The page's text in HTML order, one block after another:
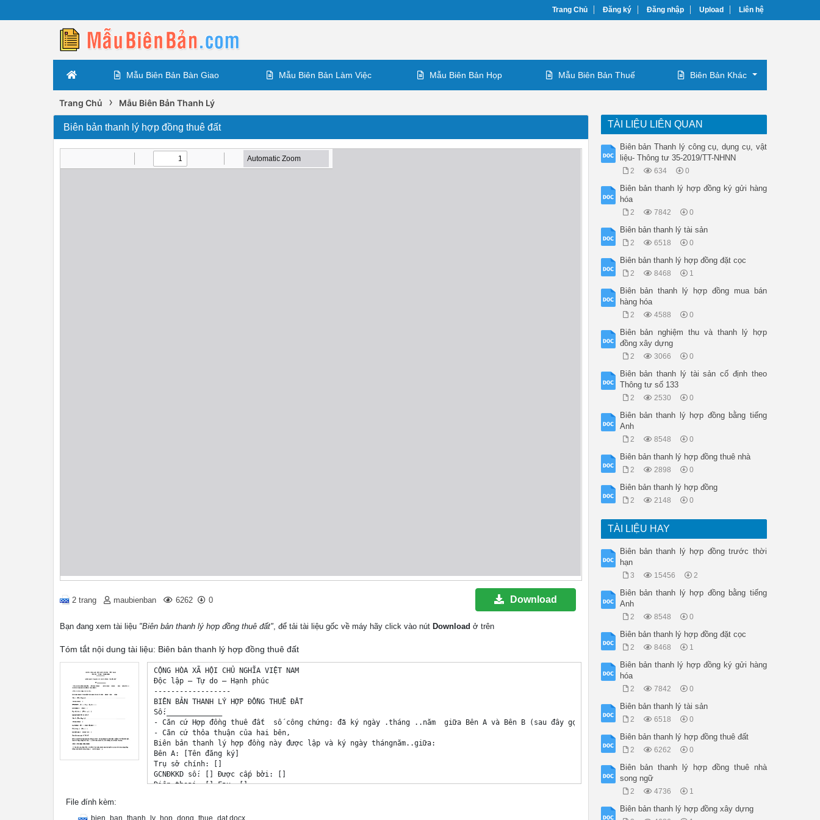
Trang Chủ Đăng ký Đăng nhập Upload Liên hệ
Mẫu Biên Bản Bàn Giao Mẫu Biên Bản Làm Việc Mẫu Biên Bản Họp Mẫu Biên Bản Thuế Biên Bản Khác
Trang Chủ › Mẫu Biên Bản Thanh Lý
Biên bản thanh lý hợp đồng thuê đất
2 trang maubienban 6262 0 Download
Bạn đang xem tài liệu "Biên bản thanh lý hợp đồng thuê đất", để tải tài liệu gốc về máy hãy click vào nút Download ở trên
Tóm tắt nội dung tài liệu: Biên bản thanh lý hợp đồng thuê đất
CỘNG HÒA XÃ HỘI CHỦ NGHĨA VIỆT NAM
Độc lập – Tự do – Hạnh phúc
------------------
BIÊN BẢN THANH LÝ HỢP ĐỒNG THUÊ ĐẤT
Số:_____________
- Căn cứ Hợp đồng thuê đất  số công chứng: đã ký ngày .tháng ..năm  giữa Bên A và Bên B (sau đây gọi tắt là “Hợp đồng”);
- Căn cứ thỏa thuận của hai bên,
Biên bản thanh lý hợp đồng này được lập và ký ngày thángnăm..giữa:
Bên A: [Tên đăng ký]
Trụ sở chính: []
GCNĐKKD số: [] Được cấp bởi: []
Điện thoại: [] Fax: []
Bên B: [Tên đăng ký]
File đính kèm:
TÀI LIỆU LIÊN QUAN
Biên bản Thanh lý công cụ, dụng cụ, vật
liệu- Thông tư 35-2019/TT-NHNN
2 634 0
Biên bản thanh lý hợp đồng ký gửi hàng
hóa
2 7842 0
Biên bản thanh lý tài sản
2 6518 0
Biên bản thanh lý hợp đồng đặt cọc
2 8468 1
Biên bản thanh lý hợp đồng mua bán
hàng hóa
2 4588 0
Biên bản nghiệm thu và thanh lý hợp
đồng xây dựng
2 3066 0
Biên bản thanh lý tài sản cố định theo
Thông tư số 133
2 2530 0
Biên bản thanh lý hợp đồng bằng tiếng
Anh
2 8548 0
Biên bản thanh lý hợp đồng thuê nhà
2 2898 0
Biên bản thanh lý hợp đồng
2 2148 0
TÀI LIỆU HAY
Biên bản thanh lý hợp đồng trước thời
hạn
3 15456 2
Biên bản thanh lý hợp đồng bằng tiếng
Anh
2 8548 0
Biên bản thanh lý hợp đồng đặt cọc
2 8468 1
Biên bản thanh lý hợp đồng ký gửi hàng
hóa
2 7842 0
Biên bản thanh lý tài sản
2 6518 0
Biên bản thanh lý hợp đồng thuê đất
2 6262 0
Biên bản thanh lý hợp đồng thuê nhà
song ngữ
2 4736 1
Biên bản thanh lý hợp đồng xây dựng